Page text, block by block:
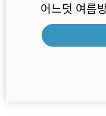
어느덧 여름